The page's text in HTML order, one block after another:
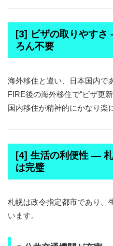
[3] ビザの取りやす
ろん不要
海外移住と違い、日本国内で
FIRE後の海外移住で“ビザ更
国内移住が精神的にかなり楽
[4] 生活の利便性 ―
は完璧
札幌は政令指定都市であり、
います。